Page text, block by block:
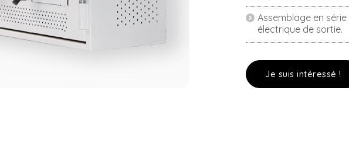
Assemblage en
électrique de sortie.
Je suis intéressé !